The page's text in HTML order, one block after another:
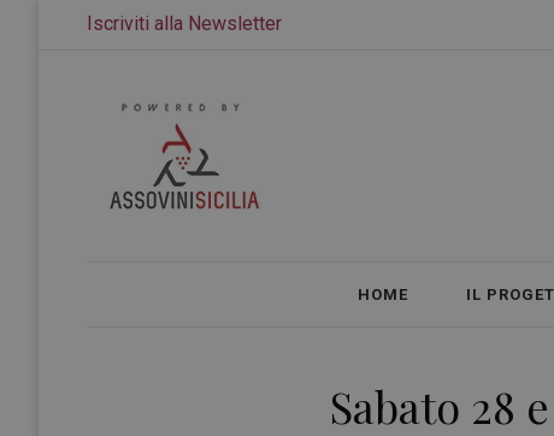
Iscriviti alla Newsletter
HOME IL
Sabato 28